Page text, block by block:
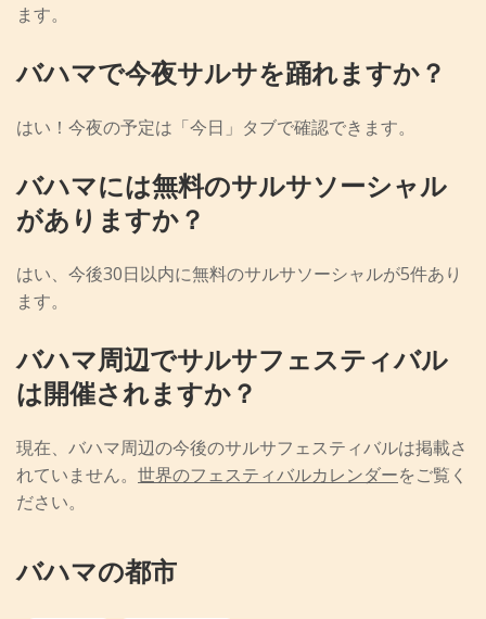
ます。
バハマで今夜サルサを踊れますか？
はい！今夜の予定は「今日」タブで確認できます。
バハマには無料のサルサソーシャル
がありますか？
はい、今後30日以内に無料のサルサソーシャルが5件あり
ます。
バハマ周辺でサルサフェスティバル
は開催されますか？
現在、バハマ周辺の今後のサルサフェスティバルは掲載さ
れていません。 世界のフェスティバルカレンダーをご覧く
ださい。
バハマの都市